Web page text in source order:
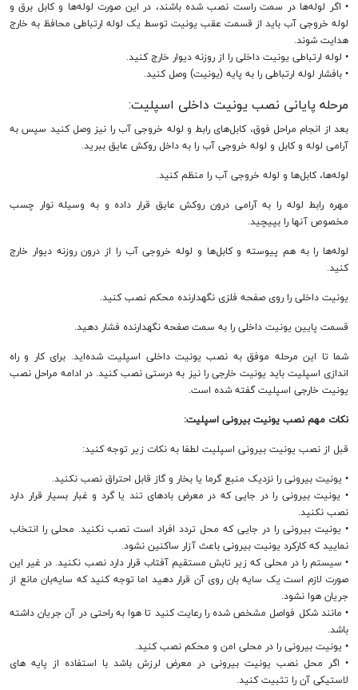
• اگر لوله‌ها در سمت راست نصب شده باشند، در این صورت لوله‌ها و کابل برق و
لوله خروجی آب باید از قسمت عقب یونیت توسط یک لوله ارتباطی محافظ به خارج
هدایت شوند.
• لوله ارتباطی یونیت داخلی را از روزنه دیوار خارج کنید.
• بافشار لوله ارتباطی را به پایه (یونیت) وصل کنید.
مرحله پایانی نصب یونیت داخلی اسپلیت:
بعد از انجام مراحل فوق، کابل‌های رابط و لوله خروجی آب را نیز وصل کنید سپس به
آرامی لوله و کابل و لوله خروجی آب را به داخل روکش عایق ببرید.
لوله‌ها، کابل‌ها و لوله خروجی آب را منظم کنید.
مهره رابط لوله را به آرامی درون روکش عایق قرار داده و به وسیله نوار چسب
مخصوص آنها را بپیچید.
لوله‌ها را به هم پیوسته و کابل‌ها و لوله خروجی آب را از درون روزنه دیوار خارج
کنید.
یونیت داخلی را روی صفحه فلزی نگهدارنده محکم نصب کنید.
قسمت پایین یونیت داخلی را به سمت صفحه نگهدارنده فشار دهید.
شما تا این مرحله موفق به نصب یونیت داخلی اسپلیت شده‌اید. برای کار و راه
اندازی اسپلیت باید یونیت خارجی را نیز به درستی نصب کنید. در ادامه مراحل نصب
یونیت خارجی اسپلیت گفته شده است.
نکات مهم نصب یونیت بیرونی اسپلیت:
قبل از نصب یونیت بیرونی اسپلیت لطفا به نکات زیر توجه کنید:
• یونیت بیرونی را نزدیک منبع گرما یا بخار و گاز قابل احتراق نصب نکنید.
• یونیت بیرونی را در جایی که در معرض بادهای تند یا گرد و غبار بسیار قرار دارد
نصب نکنید.
• یونیت بیرونی را در جایی که محل تردد افراد است نصب نکنید. محلی را انتخاب
نمایید که کارکرد یونیت بیرونی باعث آزار ساکنین نشود.
• سیستم را در محلی که زیر تابش مستقیم آفتاب قرار دارد نصب نکنید. در غیر این
صورت لازم است یک سایه بان روی آن قرار دهید اما توجه کنید که سایه‌بان مانع از
جریان هوا نشود.
• مانند شکل فواصل مشخص شده را رعایت کنید تا هوا به راحتی در آن جریان داشته
باشد.
• یونیت بیرونی را در محلی امن و محکم نصب کنید.
• اگر محل نصب یونیت بیرونی در معرض لرزش باشد با استفاده از پایه های
لاستیکی آن را تثبیت کنید.